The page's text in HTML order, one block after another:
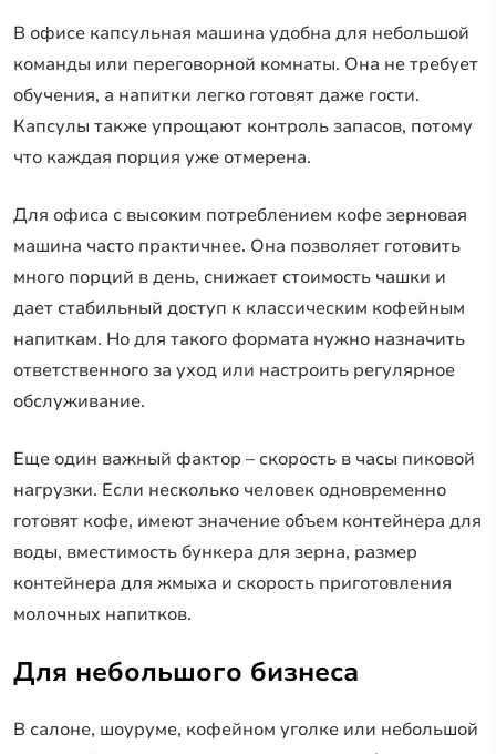
В офисе капсульная машина удобна для небольшой
команды или переговорной комнаты. Она не требует
обучения, а напитки легко готовят даже гости.
Капсулы также упрощают контроль запасов, потому
что каждая порция уже отмерена.
Для офиса с высоким потреблением кофе зерновая
машина часто практичнее. Она позволяет готовить
много порций в день, снижает стоимость чашки и
дает стабильный доступ к классическим кофейным
напиткам. Но для такого формата нужно назначить
ответственного за уход или настроить регулярное
обслуживание.
Еще один важный фактор – скорость в часы пиковой
нагрузки. Если несколько человек одновременно
готовят кофе, имеют значение объем контейнера для
воды, вместимость бункера для зерна, размер
контейнера для жмыха и скорость приготовления
молочных напитков.
Для небольшого бизнеса
В салоне, шоуруме, кофейном уголке или небольшой